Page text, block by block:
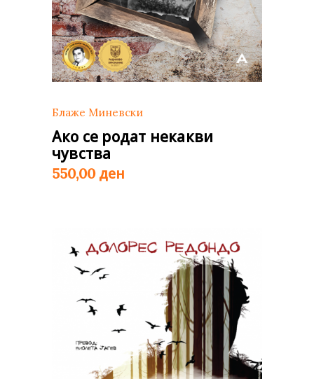
Блаже Миневски
Ако се родат некакви
чувства
550,00 ден